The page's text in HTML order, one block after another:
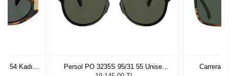
54 Kadın
Persol PO 3235S 95/31 55 Unisex
Güneş Gözlüğü
Carrera